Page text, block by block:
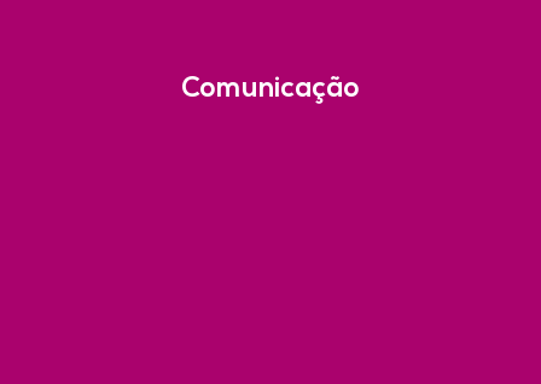
Comunicação